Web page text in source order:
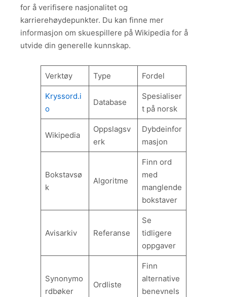
for å verifisere nasjonalitet og
karrierehøydepunkter. Du kan finne mer
informasjon om skuespillere på Wikipedia for å
utvide din generelle kunnskap.
Verktøy Type Fordel
Kryssord.i
o
Database
Spesialiser
t på norsk
Wikipedia
Oppslagsv
erk
Dybdeinfor
masjon
Bokstavsø
k
Algoritme
Finn ord
med
manglende
bokstaver
Avisarkiv Referanse
Se
tidligere
oppgaver
Synonymo
rdbøker
Ordliste
Finn
alternative
benevnels